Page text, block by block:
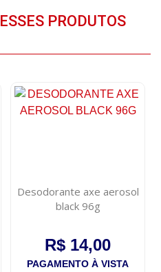
ESSES PRODUTOS
Desodorante axe aerosol
black 96g
R$ 14,00
PAGAMENTO À VISTA